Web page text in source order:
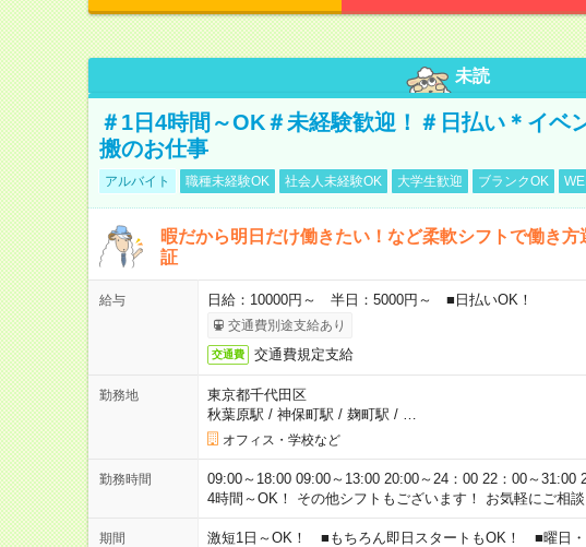
未読
＃1日4時間～OK＃未経験歓迎！＃日払い＊イベ
搬のお仕事
アルバイト 職種未経験OK 社会人未経験OK 大学生歓迎 ブランクOK
暇だから明日だけ働きたい！など柔軟シフトで働き
証
給与 日給：10000円～ 半日：5000円～ ■日払いOK！
交通費別途支給あり
交通費 交通費規定支給
勤務地
東京都千代田区
秋葉原駅 / 神保町駅 / 麹町駅 /
オフィス・学校など
勤務時間
09:00～18:00 09:00～13:00 20:00～24：00 22：00～
4時間～OK！ その他シフトもございます！ お気軽にご相談
期間 激短1日～OK！ ■もちろん即日スタートもOK！ ■曜日・